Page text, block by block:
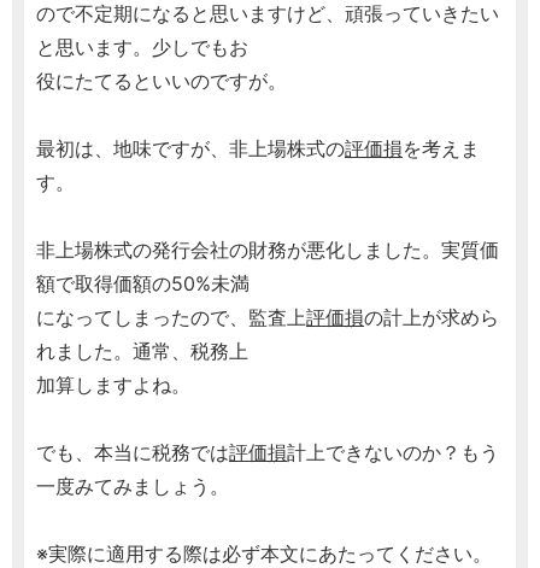
ので不定期になると思いますけど、頑張っていきたい
と思います。少しでもお
役にたてるといいのですが。
最初は、地味ですが、非上場株式の評価損を考えま
す。
非上場株式の発行会社の財務が悪化しました。実質価
額で取得価額の50%未満
になってしまったので、監査上評価損の計上が求めら
れました。通常、税務上
加算しますよね。
でも、本当に税務では評価損計上できないのか？もう
一度みてみましょう。
※実際に適用する際は必ず本文にあたってください。